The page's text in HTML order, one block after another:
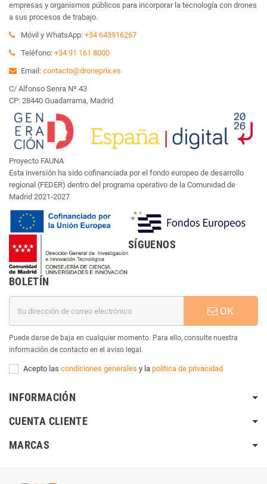
empresas y organismos públicos para incorporar la tecnología con drones
a sus procesos de trabajo.
Móvil y WhatsApp: +34 643916267
Teléfono: +34 91 161 8000
Email: contacto@droneprix.es
C/ Alfonso Senra Nº 43
CP: 28440 Guadarrama, Madrid
Proyecto FAUNA
Esta inversión ha sido cofinanciada por el fondo europeo de desarrollo
regional (FEDER) dentro del programa operativo de la Comunidad de
Madrid 2021-2027
SÍGUENOS
BOLETÍN
OK
Puede darse de baja en cualquier momento. Para ello, consulte nuestra
información de contacto en el aviso legal.
Acepto las condiciones generales y la política de privacidad
INFORMACIÓN
CUENTA CLIENTE
MARCAS